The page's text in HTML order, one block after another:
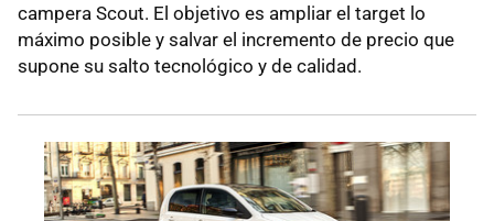
campera Scout. El objetivo es ampliar el target lo
máximo posible y salvar el incremento de precio que
supone su salto tecnológico y de calidad.